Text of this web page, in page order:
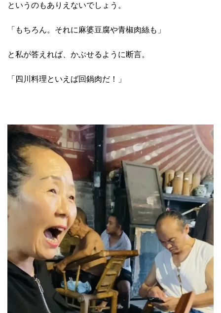
というのもありえないでしょう。
「もちろん。それに麻婆豆腐や青椒肉絲も」
と私が答えれば、かぶせるように断言。
「四川料理といえば回鍋肉だ！」